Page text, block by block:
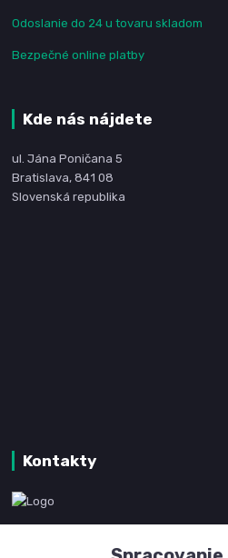
Odoslanie do 24 u tovaru skladom
Bezpečné online platby
Kde nás nájdete
ul. Jána Poničana 5
Bratislava, 841 08
Slovenská republika
Kontakty